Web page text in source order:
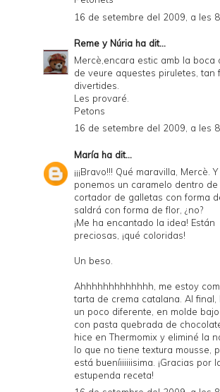
16 de setembre del 2009, a les
Reme y Núria ha dit...
Mercè,encara estic amb la boca
de veure aquestes piruletes, tan
divertides.
Les provaré.
Petons
16 de setembre del 2009, a les
María ha dit...
¡¡¡Bravo!!! Qué maravilla, Mercè. Y
ponemos un caramelo dentro de
cortador de galletas con forma
saldrá con forma de flor, ¿no?
¡Me ha encantado la idea! Están
preciosas, ¡qué coloridas!
Un beso.
Ahhhhhhhhhhhhh, me estoy
tarta de crema catalana. Al final,
un poco diferente, en molde bajo
con pasta quebrada de
hice en Thermomix y eliminé la
lo que no tiene textura mousse,
está bueníiiiiiisima. ¡Gracias por
estupenda receta!